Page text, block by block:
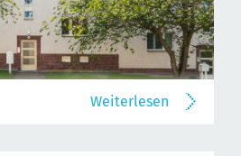
Weiterlesen